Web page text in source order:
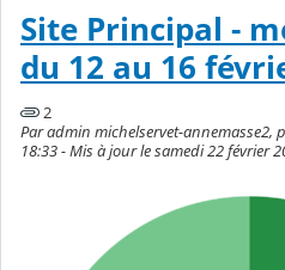
Site Principal -
du 12 au 16
2
Par admin michelservet-annemasse2,
18:33 - Mis à jour le samedi 22 février